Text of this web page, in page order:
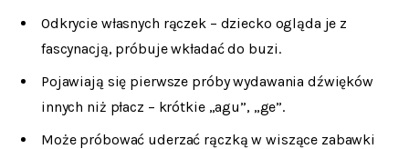
Odkrycie własnych rączek – dziecko ogląda je z
fascynacją, próbuje wkładać do buzi.
Pojawiają się pierwsze próby wydawania dźwięków
innych niż płacz – krótkie „agu”, „ge”.
Może próbować uderzać rączką w wiszące zabawki